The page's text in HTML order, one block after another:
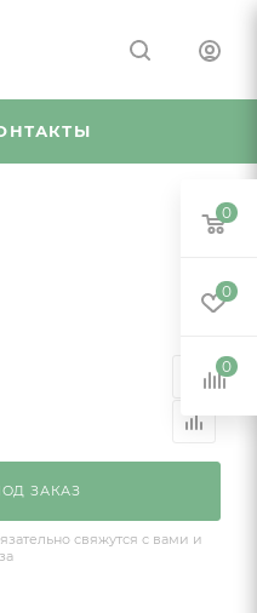
ЗАКАЗ
свяжутся с вами и
0
0
0